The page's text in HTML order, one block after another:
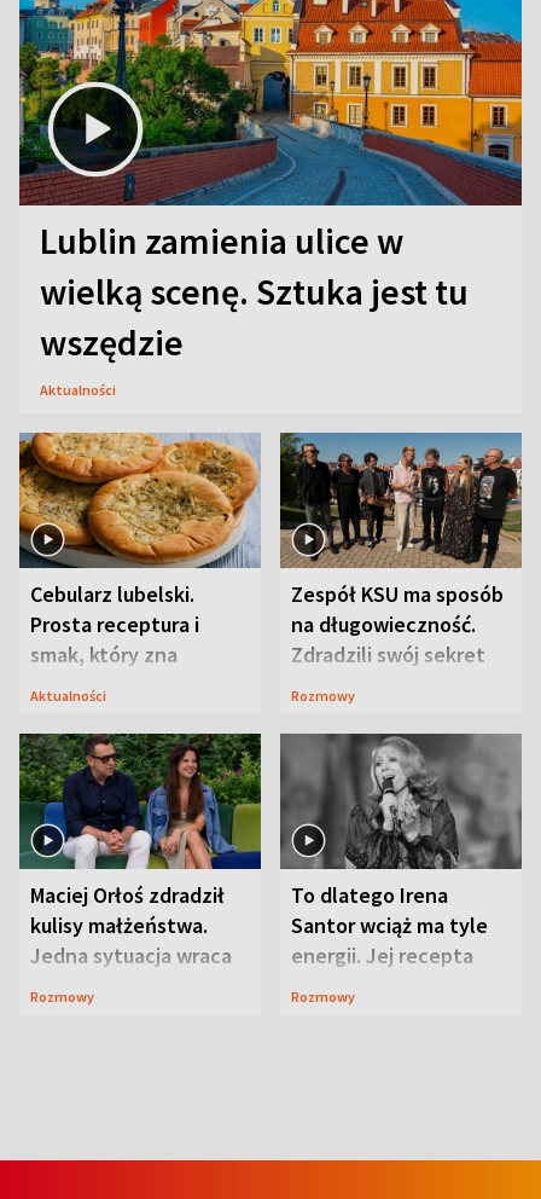
Lublin zamienia ulice w
wielką scenę. Sztuka jest tu
wszędzie
Aktualności
Cebularz lubelski.
Prosta receptura i
smak, który zna
Lubelszczyzna
Aktualności
Zespół KSU ma sposób
na długowieczność.
Zdradzili swój sekret
Rozmowy
Maciej Orłoś zdradził
kulisy małżeństwa.
Jedna sytuacja wraca
jak bumerang
Rozmowy
To dlatego Irena
Santor wciąż ma tyle
energii. Jej recepta
jest zaskakująco
Rozmowy